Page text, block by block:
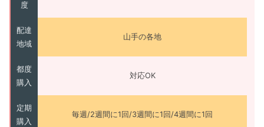
度
配達
地域
山手の各地
都度
購入
対応OK
定期
購入
毎週/2週間に1回/3週間に1回/4週間に1回